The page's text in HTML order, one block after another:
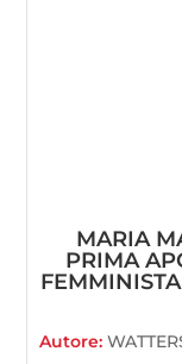
MARIA
PRIMA
Autore: